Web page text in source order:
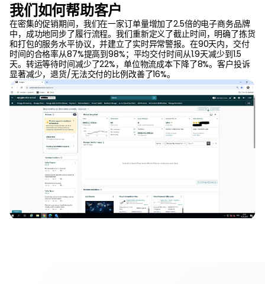
我们如何帮助客户
在密集的促销期间，我们在一家订单量增加了2.5倍的电子商务品牌
中，成功地同步了履行流程。我们重新定义了截止时间，明确了拣货
和打包的服务水平协议，并建立了实时异常警报。在90天内，交付
时间的合格率从87%提高到98%；平均交付时间从1.9天减少到1.5
天。转运等待时间减少了22%，单位物流成本下降了8%。客户投诉
显著减少，退货/无法交付的比例改善了16%。